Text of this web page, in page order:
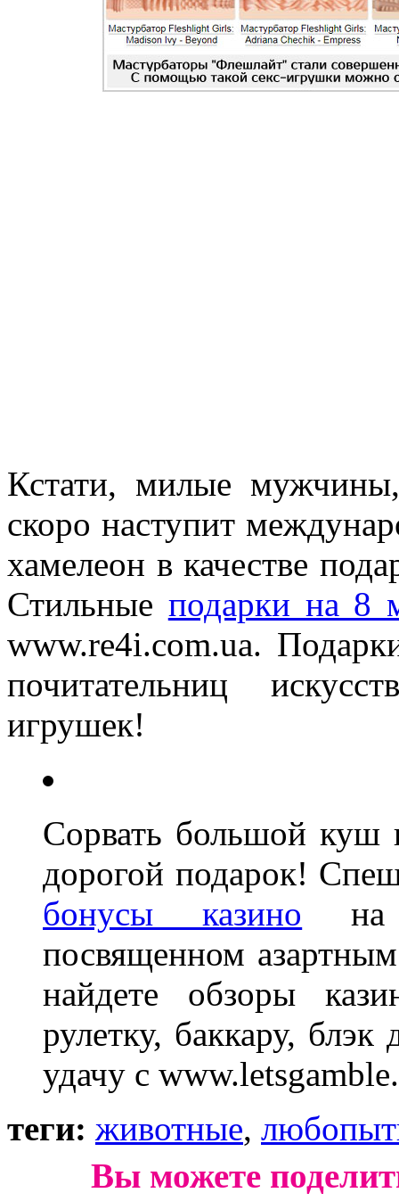
Кстати, милые
скоро наступит
хамелеон в качестве
Стильные подарки на 8
www.re4i.com.ua.
почитательниц
игрушек!
Сорвать большой куш
дорогой подарок!
бонусы казино на
посвященном
найдете обзоры
рулетку, баккару,
удачу с
теги: животные,
Вы можете